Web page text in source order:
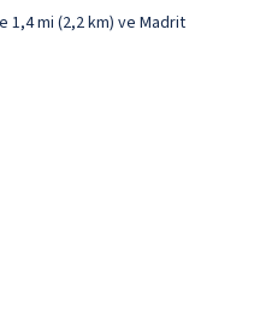
1,4 mi (2,2 km) ve Madrit